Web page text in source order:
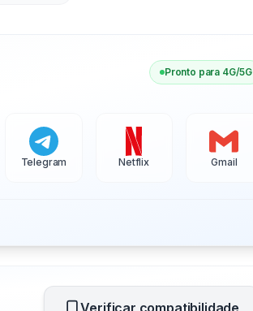
Pronto para 4G/5G
Telegram Netflix Gmail